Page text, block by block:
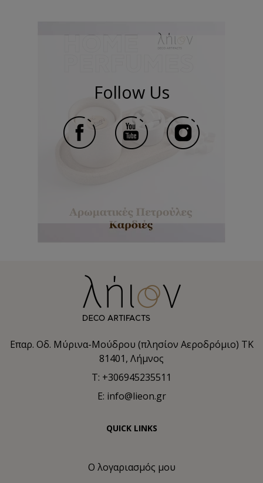
Follow Us
Επαρ. Οδ. Μύρινα-Μούδρου (πλησίον Αεροδρόμιο) TK
81401, Λήμνος
T: +306945235511
E: info@lieon.gr
QUICK LINKS
Ο λογαριασμός μου